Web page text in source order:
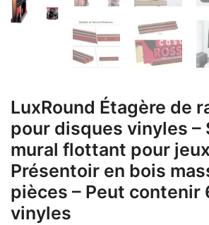
LuxRound Étagère de
pour disques vinyles –
mural flottant pour
Présentoir en bois
pièces – Peut contenir
vinyles